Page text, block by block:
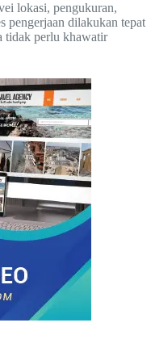
lokasi, pengukuran,
pengerjaan dilakukan tepat
tidak perlu khawatir